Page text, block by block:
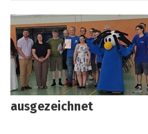
ausgezeichnet